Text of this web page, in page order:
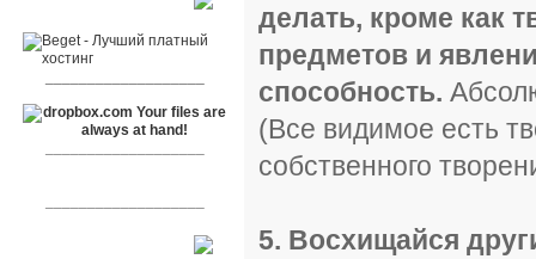
делать, кроме как
предметов и
способность.
(Все видимое есть
собственного
5. Восхищайся